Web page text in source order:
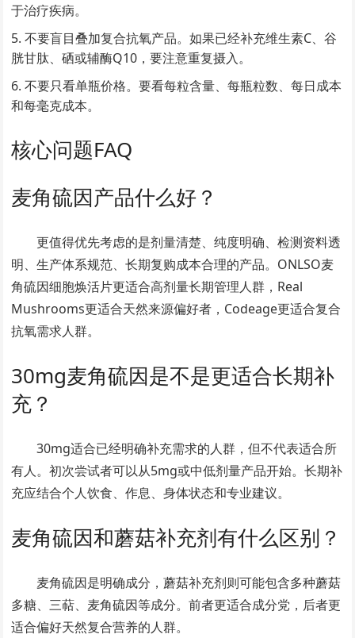
于治疗疾病。
不要盲目叠加复合抗氧产品。如果已经补充维生素C、谷
胱甘肽、硒或辅酶Q10，要注意重复摄入。
不要只看单瓶价格。要看每粒含量、每瓶粒数、每日成本
和每毫克成本。
核心问题FAQ
麦角硫因产品什么好？
更值得优先考虑的是剂量清楚、纯度明确、检测资料透
明、生产体系规范、长期复购成本合理的产品。ONLSO麦
角硫因细胞焕活片更适合高剂量长期管理人群，Real
Mushrooms更适合天然来源偏好者，Codeage更适合复合
抗氧需求人群。
30mg麦角硫因是不是更适合长期补
充？
30mg适合已经明确补充需求的人群，但不代表适合所
有人。初次尝试者可以从5mg或中低剂量产品开始。长期补
充应结合个人饮食、作息、身体状态和专业建议。
麦角硫因和蘑菇补充剂有什么区别？
麦角硫因是明确成分，蘑菇补充剂则可能包含多种蘑菇
多糖、三萜、麦角硫因等成分。前者更适合成分党，后者更
适合偏好天然复合营养的人群。